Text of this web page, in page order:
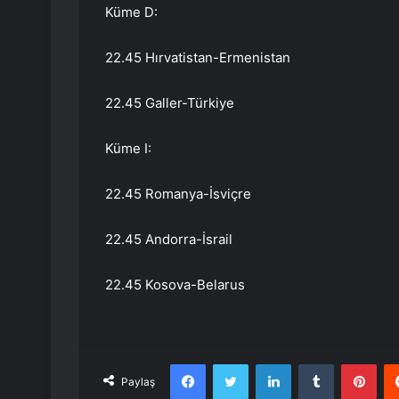
Küme D:
22.45 Hırvatistan-Ermenistan
22.45 Galler-Türkiye
Küme I:
22.45 Romanya-İsviçre
22.45 Andorra-İsrail
22.45 Kosova-Belarus
Paylaş
FacebookTwitter LinkedInTumblr